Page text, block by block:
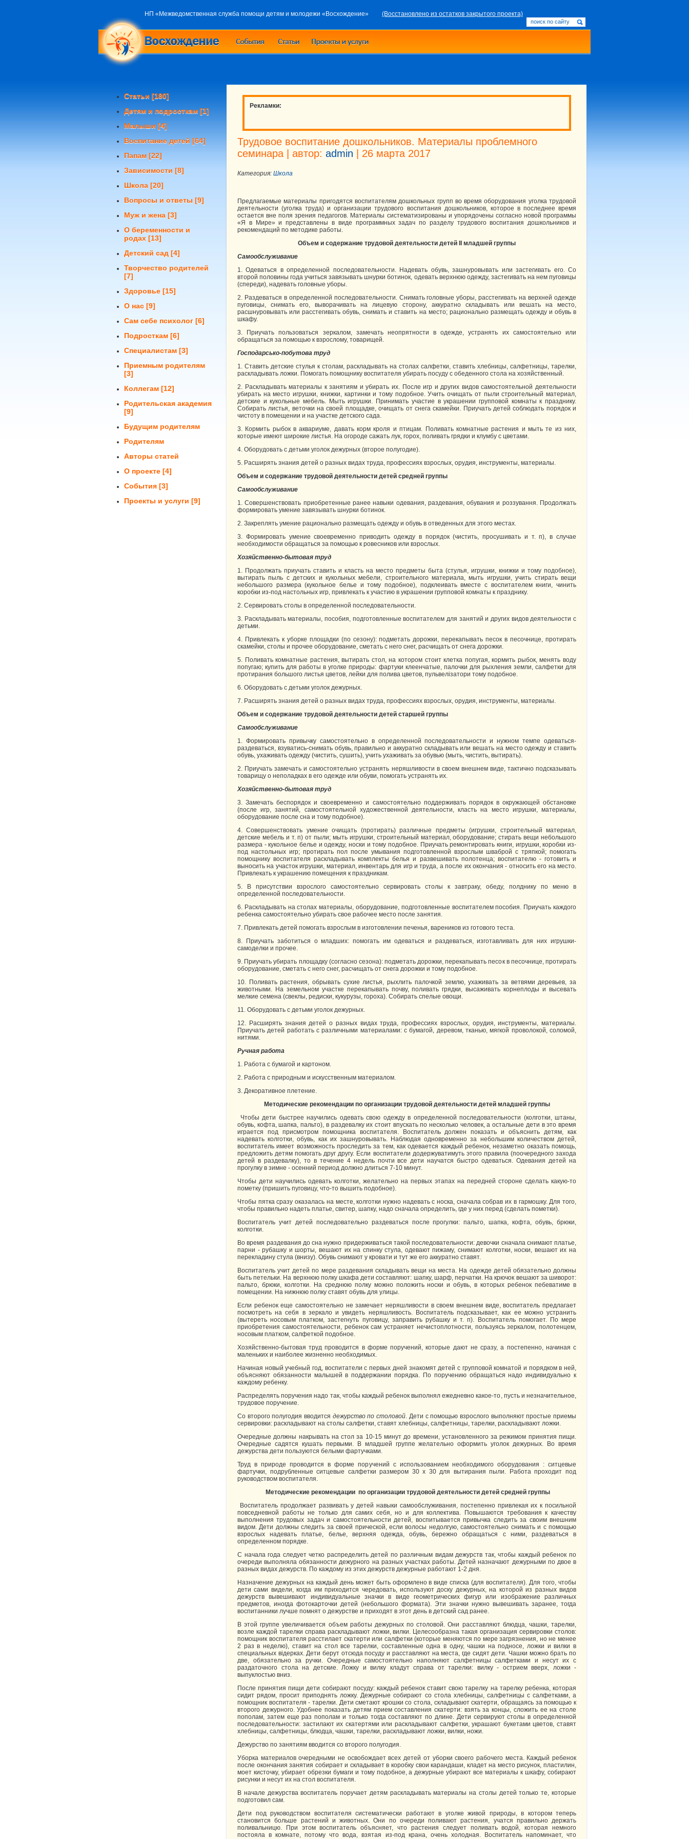
НП «Межведомственная служба помощи детям и молодежи «Восхождение» (Восстановлено из остатков закрытого проекта)
Статьи [180]
Детям и подросткам [1]
Малыши [4]
Воспитание детей [64]
Папам [22]
Зависимости [8]
Школа [20]
Вопросы и ответы [9]
Муж и жена [3]
О беременности и
родах [13]
Детский сад [4]
Творчество родителей
[7]
Здоровье [15]
О нас [9]
Сам себе психолог [6]
Подросткам [6]
Специалистам [3]
Приемным родителям
[3]
Коллегам [12]
Родительская академия
[9]
Будущим родителям
Родителям
Авторы статей
О проекте [4]
События [3]
Проекты и услуги [9]
Рекламки:
Трудовое воспитание дошкольников. Материалы проблемного
семинара
| автор: admin | 26 марта 2017
Категория: Школа
Предлагаемые материалы пригодятся воспитателям дошкольных групп во время оборудования уголка трудовой
деятельности (уголка труда) и организации трудового воспитания дошкольников, которое в последнее время
остается вне поля зрения педагогов. Материалы систематизированы и упорядочены согласно новой программы
«Я в Мире» и представлены в виде программных задач по разделу трудового воспитания дошкольников и
рекомендаций по методике работы.
Объем и содержание трудовой деятельности детей II младшей группы
Самообслуживание
1. Одеваться в определенной последовательности. Надевать обувь, зашнуровывать или застегивать его. Со
второй половины года учиться завязывать шнурки ботинок, одевать верхнюю одежду, застегивать на нем пуговицы
(спереди), надевать головные уборы.
2. Раздеваться в определенной последовательности. Снимать головные уборы, расстегивать на верхней одежде
пуговицы, снимать его, выворачивать на лицевую сторону, аккуратно складывать или вешать на место,
расшнуровывать или расстегивать обувь, снимать и ставить на место; рационально размещать одежду и обувь в
шкафу.
3. Приучать пользоваться зеркалом, замечать неопрятности в одежде, устранять их самостоятельно или
обращаться за помощью к взрослому, товарищей.
Господарсько-побутова труд
1. Ставить детские стулья к столам, раскладывать на столах салфетки, ставить хлебницы, салфетницы, тарелки,
раскладывать ложки. Помогать помощнику воспитателя убирать посуду с обеденного стола на хозяйственный.
2. Раскладывать материалы к занятиям и убирать их. После игр и других видов самостоятельной деятельности
убирать на место игрушки, книжки, картинки и тому подобное. Учить очищать от пыли строительный материал,
детские и кукольные мебель. Мыть игрушки. Принимать участие в украшении групповой комнаты к празднику.
Собирать листья, веточки на своей площадке, очищать от снега скамейки. Приучать детей соблюдать порядок и
чистоту в помещении и на участке детского сада.
3. Кормить рыбок в аквариуме, давать корм кроля и птицам. Поливать комнатные растения и мыть те из них,
которые имеют широкие листья. На огороде сажать лук, горох, поливать грядки и клумбу с цветами.
4. Оборудовать с детьми уголок дежурных (второе полугодие).
5. Расширять знания детей о разных видах труда, профессиях взрослых, орудия, инструменты, материалы.
Объем и содержание трудовой деятельности детей средней группы
Самообслуживание
1. Совершенствовать приобретенные ранее навыки одевания, раздевания, обувания и роззування. Продолжать
формировать умение завязывать шнурки ботинок.
2. Закреплять умение рационально размещать одежду и обувь в отведенных для этого местах.
3. Формировать умение своевременно приводить одежду в порядок (чистить, просушивать и т. п), в случае
необходимости обращаться за помощью к ровесников или взрослых.
Хозяйственно-бытовая труд
1. Продолжать приучать ставить и класть на место предметы быта (стулья, игрушки, книжки и тому подобное),
вытирать пыль с детских и кукольных мебели, строительного материала, мыть игрушки, учить стирать вещи
небольшого размера (кукольное белье и тому подобное), подклеивать вместе с воспитателем книги, чинить
коробки из-под настольных игр, привлекать к участию в украшении групповой комнаты к празднику.
2. Сервировать столы в определенной последовательности.
3. Раскладывать материалы, пособия, подготовленные воспитателем для занятий и других видов деятельности с
детьми.
4. Привлекать к уборке площадки (по сезону): подметать дорожки, перекапывать песок в песочнице, протирать
скамейки, столы и прочее оборудование, сметать с него снег, расчищать от снега дорожки.
5. Поливать комнатные растения, вытирать стол, на котором стоит клетка попугая, кормить рыбок, менять воду
попугаю; купить для работы в уголке природы: фартуки клеенчатые, палочки для рыхления земли, салфетки для
протирания большого листья цветов, лейки для полива цветов, пульвелізатори тому подобное.
6. Оборудовать с детьми уголок дежурных.
7. Расширять знания детей о разных видах труда, профессиях взрослых, орудия, инструменты, материалы.
Объем и содержание трудовой деятельности детей старшей группы
Самообслуживание
1. Формировать привычку самостоятельно в определенной последовательности и нужном темпе одеваться-
раздеваться, взуватись-снимать обувь, правильно и аккуратно складывать или вешать на место одежду и ставить
обувь, ухаживать одежду (чистить, сушить), учить ухаживать за обувью (мыть, чистить, вытирать).
2. Приучать замечать и самостоятельно устранять неряшливости в своем внешнем виде, тактично подсказывать
товарищу о неполадках в его одежде или обуви, помогать устранять их.
Хозяйственно-бытовая труд
3. Замечать беспорядок и своевременно и самостоятельно поддерживать порядок в окружающей обстановке
(после игр, занятий, самостоятельной художественной деятельности, класть на место игрушки, материалы,
оборудование после сна и тому подобное).
4. Совершенствовать умение очищать (протирать) различные предметы (игрушки, строительный материал,
детские мебель и т. п) от пыли; мыть игрушки, строительный материал, оборудование; стирать вещи небольшого
размера - кукольное белье и одежду, носки и тому подобное. Приучать ремонтировать книги, игрушки, коробки из-
под настольных игр; протирать пол после умывания подготовленной взрослым шваброй с тряпкой; помогать
помощнику воспитателя раскладывать комплекты белья и развешивать полотенца; воспитателю - готовить и
выносить на участок игрушки, материал, инвентарь для игр и труда, а после их окончания - относить его на место.
Привлекать к украшению помещения к праздникам.
5. В присутствии взрослого самостоятельно сервировать столы к завтраку, обеду, полднику по меню в
определенной последовательности.
6. Раскладывать на столах материалы, оборудование, подготовленные воспитателем пособия. Приучать каждого
ребенка самостоятельно убирать свое рабочее место после занятия.
7. Привлекать детей помогать взрослым в изготовлении печенья, вареников из готового теста.
8. Приучать заботиться о младших: помогать им одеваться и раздеваться, изготавливать для них игрушки-
самоделки и прочее.
9. Приучать убирать площадку (согласно сезона): подметать дорожки, перекапывать песок в песочнице, протирать
оборудование, сметать с него снег, расчищать от снега дорожки и тому подобное.
10. Поливать растения, обрывать сухие листья, рыхлить палочкой землю, ухаживать за ветвями деревьев, за
животными. На земельном участке перекапывать почву, поливать грядки, высаживать корнеплоды и высевать
мелкие семена (свеклы, редиски, кукурузы, гороха). Собирать спелые овощи.
11. Оборудовать с детьми уголок дежурных.
12. Расширять знания детей о разных видах труда, профессиях взрослых, орудия, инструменты, материалы.
Приучать детей работать с различными материалами: с бумагой, деревом, тканью, мягкой проволокой, соломой,
нитями.
Ручная работа
1. Работа с бумагой и картоном.
2. Работа с природным и искусственным материалом.
3. Декоративное плетение.
Методические рекомендации по организации трудовой деятельности детей младшей группы
Чтобы дети быстрее научились одевать свою одежду в определенной последовательности (колготки, штаны,
обувь, кофта, шапка, пальто), в раздевалку их стоит впускать по несколько человек, а остальные дети в это время
играется под присмотром помощника воспитателя. Воспитатель должен показать и объяснить детям, как
надевать колготки, обувь, как их зашнуровывать. Наблюдая одновременно за небольшим количеством детей,
воспитатель имеет возможность проследить за тем, как одевается каждый ребенок, незаметно оказать помощь,
предложить детям помогать друг другу. Если воспитатели додержуватимуть этого правила (поочередного захода
детей в раздевалку), то в течение 4 недель почти все дети научатся быстро одеваться. Одевания детей на
прогулку в зимне - осенний период должно длиться 7-10 минут.
Чтобы дети научились одевать колготки, желательно на первых этапах на передней стороне сделать какую-то
пометку (пришить пуговицу, что-то вышить подобное).
Чтобы пятка сразу оказалась на месте, колготки нужно надевать с носка, сначала собрав их в гармошку. Для того,
чтобы правильно надеть платье, свитер, шапку, надо сначала определить, где у них перед (сделать пометки).
Воспитатель учит детей последовательно раздеваться после прогулки: пальто, шапка, кофта, обувь, брюки,
колготки.
Во время раздевания до сна нужно придерживаться такой последовательности: девочки сначала снимают платье,
парни - рубашку и шорты, вешают их на спинку стула, одевают пижаму, снимают колготки, носки, вешают их на
перекладину стула (внизу). Обувь снимают у кровати и тут же его аккуратно ставят.
Воспитатель учит детей по мере раздевания складывать вещи на места. На одежде детей обязательно должны
быть петельки. На верхнюю полку шкафа дети составляют: шапку, шарф, перчатки. На крючок вешают за шиворот:
пальто, брюки, колготки. На среднюю полку можно положить носки и обувь, в которых ребенок пебеватиме в
помещении. На нижнюю полку ставят обувь для улицы.
Если ребенок еще самостоятельно не замечает неряшливости в своем внешнем виде, воспитатель предлагает
посмотреть на себя в зеркало и увидеть неряшливость. Воспитатель подсказывает, как ее можно устранить
(вытереть носовым платком, застегнуть пуговицу, заправить рубашку и т. п). Воспитатель помогает. По мере
приобретения самостоятельности, ребенок сам устраняет нечистоплотности, пользуясь зеркалом, полотенцем,
носовым платком, салфеткой подобное.
Хозяйственно-бытовая труд проводится в форме поручений, которые дают не сразу, а постепенно, начиная с
маленьких и наиболее жизненно необходимых.
Начиная новый учебный год, воспитатели с первых дней знакомят детей с групповой комнатой и порядком в ней,
объясняют обязанности малышей в поддержании порядка. По поручению обращаться надо индивидуально к
каждому ребенку.
Распределять поручения надо так, чтобы каждый ребенок выполнял ежедневно какое-то, пусть и незначительное,
трудовое поручение.
Со второго полугодия вводится дежурство по столовой. Дети с помощью взрослого выполняют простые приемы
сервировки: раскладывают на столы салфетки, ставят хлебницы, салфетницы, тарелки, раскладывают ложки.
Очередные должны накрывать на стол за 10-15 минут до времени, установленного за режимом принятия пищи.
Очередные садятся кушать первыми. В младшей группе желательно оформить уголок дежурных. Во время
дежурства дети пользуются белыми фартучками.
Труд в природе проводится в форме поручений с использованием необходимого оборудования : ситцевые
фартучки, подрубленные ситцевые салфетки размером 30 x 30 для вытирания пыли. Работа проходит под
руководством воспитателя.
Методические рекомендации по организации трудовой деятельности детей средней группы
Воспитатель продолжает развивать у детей навыки самообслуживания, постепенно привлекая их к посильной
повседневной работы не только для самих себя, но и для коллектива. Повышаются требования к качеству
выполнения трудовых задач и самостоятельности детей, воспитывается привычка следить за своим внешним
видом. Дети должны следить за своей прической, если волосы недолгую, самостоятельно снимать и с помощью
взрослых надевать платье, белье, верхняя одежда, обувь, бережно обращаться с ними, раздеваться в
определенном порядке.
С начала года следует четко распределить детей по различным видам дежурств так, чтобы каждый ребенок по
очереди выполняла обязанности дежурного на разных участках работы. Детей назначают дежурными по двое в
разных видах дежурств. По каждому из этих дежурств дежурные работают 1-2 дня.
Назначение дежурных на каждый день может быть оформлено в виде списка (для воспитателя). Для того, чтобы
дети сами видели, когда им приходится чередовать, используют доску дежурных, на которой из разных видов
дежурств вывешивают индивидуальные значки в виде геометрических фигур или изображение различных
предметов, иногда фотокарточки детей (небольшого формата). Эти значки нужно вывешивать заранее, тогда
воспитанники лучше помнят о дежурстве и приходят в этот день в детский сад ранее.
В этой группе увеличивается объем работы дежурных по столовой. Они расставляют блюдца, чашки, тарелки,
возле каждой тарелки справа раскладывают ложки, вилки. Целесообразна такая организация сервировки столов:
помощник воспитателя расстилает скатерти или салфетки (которые меняются по мере загрязнения, но не менее
2 раз в неделю), ставит на стол все тарелки, составленные одна в одну, чашки на подносе, ложки и вилки в
специальных відерках. Дети берут отсюда посуду и расставляют на места, где сидят дети. Чашки можно брать по
две, обязательно за ручки. Очередные самостоятельно наполняют салфетницы салфетками и несут их с
раздаточного стола на детские. Ложку и вилку кладут справа от тарелки: вилку - острием вверх, ложки -
выпуклостью вниз.
После принятия пищи дети собирают посуду: каждый ребенок ставит свою тарелку на тарелку ребенка, которая
сидит рядом, просит приподнять ложку. Дежурные собирают со стола хлебницы, салфетницы с салфетками, а
помощник воспитателя - тарелки. Дети сметают крошки со стола, складывают скатерти, обращаясь за помощью к
второго дежурного. Удобнее показать детям прием составления скатерти: взять за концы, сложить ее на столе
пополам, затем еще раз пополам и только тогда составляют по длине. Дети сервируют столы в определенной
последовательности: застилают их скатертями или раскладывают салфетки, украшают букетами цветов, ставят
хлебницы, салфетницы, блюдца, чашки, тарелки, раскладывают ложки, вилки, ножи.
Дежурство по занятиям вводится со второго полугодия.
Уборка материалов очередными не освобождает всех детей от уборки своего рабочего места. Каждый ребенок
после окончания занятия собирает и складывает в коробку свои карандаши, кладет на место рисунок, пластилин,
моет кисточку, убирает обрезки бумаги и тому подобное, а дежурные убирают все материалы к шкафу, собирают
рисунки и несут их на стол воспитателя.
В начале дежурства воспитатель поручает детям раскладывать материалы на столы детей только те, которые
подготовил сам.
Дети под руководством воспитателя систематически работают в уголке живой природы, в котором теперь
становится больше растений и животных. Они по очереди поливают растения, учатся правильно держать
поливальницю. При этом воспитатель объясняет, что растения следует поливать водой, которая немного
постояла в комнате, потому что вода, взятая из-под крана, очень холодная. Воспитатель напоминает, что